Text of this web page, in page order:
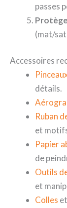
passes
Protège
(mat/
Accessoires
détails.
Ruban
et
Papier
de
Outils
et
Colles et